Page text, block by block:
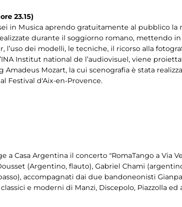
23.15)
in Musica aprendo gratuitamente al pubblico la
durante il soggiorno romano, mettendo
l’uso dei modelli, le tecniche, il ricorso alla
Institut national de l’audiovisuel, viene
Mozart, la cui scenografia è stata
Festival d'Aix-en-Provence.
a Casa Argentina il concerto "RomaTango a Via
(Argentino, flauto), Gabriel Chami
accompagnati dai due bandoneonisti
e moderni di Manzi, Discepolo, Piazzolla ed